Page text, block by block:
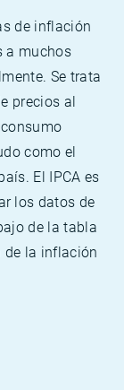
de inflación
a muchos
Se trata
precios al
como el
El IPCA es
los datos de
de la tabla
de la inflación